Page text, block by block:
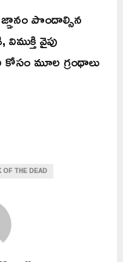
పొందాల్సిన
వైపు
మూల గ్రంథాలు
THE DEAD